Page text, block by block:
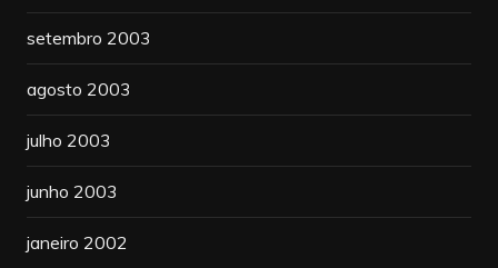
setembro 2003
agosto 2003
julho 2003
junho 2003
janeiro 2002